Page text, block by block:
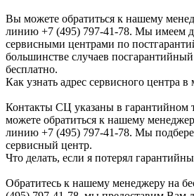
Вы можете обратиться к нашему
линию +7 (495) 797-41-78. Мы имеем
сервисными центрами по
большинстве случаев
бесплатно.
Как узнать адрес сервисного центра в
Контакты СЦ указаны в гарантийном
можете обратиться к нашему
линию +7 (495) 797-41-78. Мы
сервисный центр.
Что делать, если я потерял
Обратитесь к нашему менеджеру на